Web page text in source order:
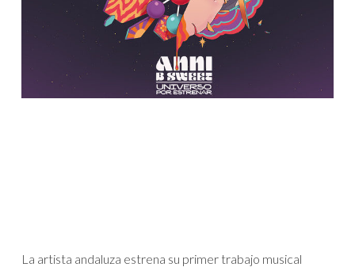
La artista andaluza estrena su primer trabajo musical